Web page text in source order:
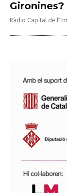
Gironines?
Ràdio Capital de